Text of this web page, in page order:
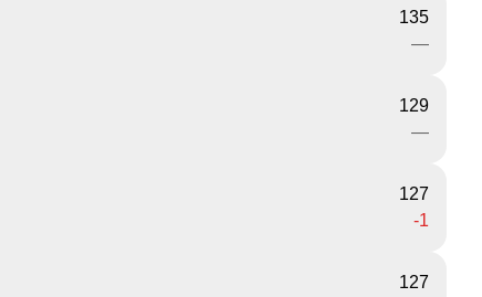
135
—
129
—
127
-1
127